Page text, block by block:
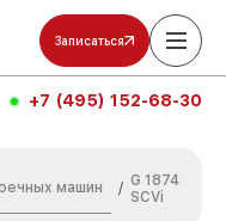
Записаться
+7 (495) 152-68-30
машин
/ G 1874
SCVi